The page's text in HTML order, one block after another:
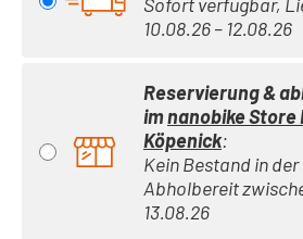
10.08.26 – 12.08.26
Reservierung &
imnanobike Store
Köpenick:
Kein Bestand in der
Abholbereit
13.08.26